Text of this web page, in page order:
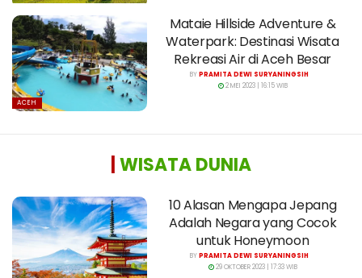
ACEH
Mataie Hillside Adventure &
Waterpark: Destinasi Wisata
Rekreasi Air di Aceh Besar
BYPRAMITA DEWI SURYANINGSIH
2 MEI 2023 | 16:15 WIB
WISATA DUNIA
10 Alasan Mengapa Jepang
Adalah Negara yang Cocok
untuk Honeymoon
BYPRAMITA DEWI SURYANINGSIH
29 OKTOBER 2023 | 17:33 WIB